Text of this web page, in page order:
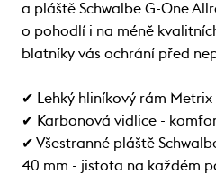
a pláště Schwalbe G-One
o pohodlí i na méně
blatníky vás ochrání před
✔ Lehký hliníkový rám
✔ Karbonová vidlice -
✔ Všestranné pláště
40 mm - jistota na každém